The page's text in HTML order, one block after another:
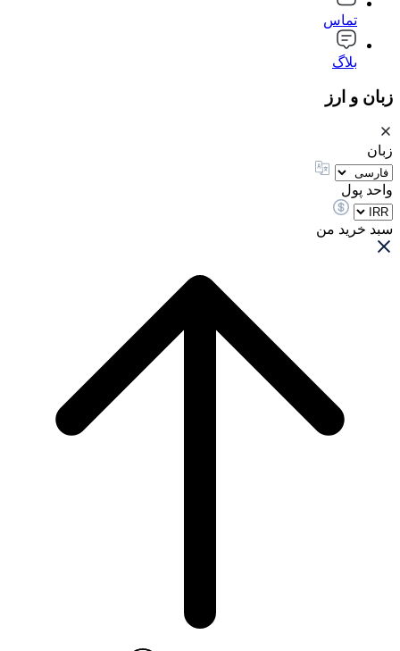
تماس
بلاگ
زبان و ارز
زبان
واحد پول
سبد خرید من